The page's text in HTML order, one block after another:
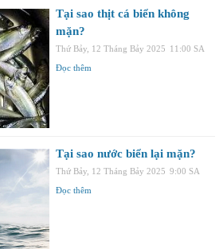
Tại sao thịt cá biển không
mặn?
Thứ Bảy, 12 Tháng Bảy 2025 11:00 SA
Đọc thêm
Tại sao nước biển lại mặn?
Thứ Bảy, 12 Tháng Bảy 2025 9:00 SA
Đọc thêm